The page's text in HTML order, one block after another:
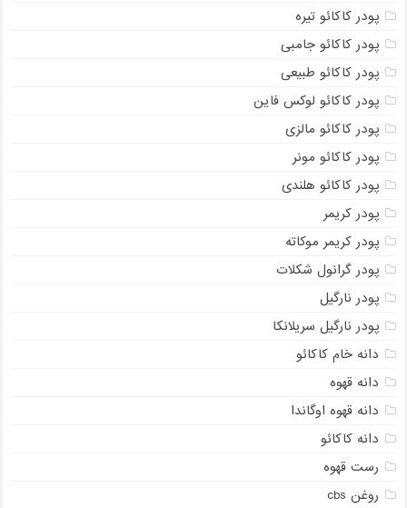
پودر کاکائو تیره
پودر کاکائو جامبی
پودر کاکائو طبیعی
پودر کاکائو لوکس فاین
پودر کاکائو مالزی
پودر کاکائو مونر
پودر کاکائو هلندی
پودر کریمر
پودر کریمر موکاته
پودر گرانول شکلات
پودر نارگیل
پودر نارگیل سریلانکا
دانه خام کاکائو
دانه قهوه
دانه قهوه اوگاندا
دانه کاکائو
رست قهوه
روغن cbs